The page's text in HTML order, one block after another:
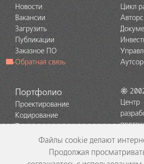
Новости
Вакансии
Загрузить
Публикации
Заказное ПО
Обратная связь
Цикл
Портфолио
Проектирование
Кодирование
Тестирование
Поддержка
Технологии
Центр
EDISON
Файлы cookie делают
Продолжая